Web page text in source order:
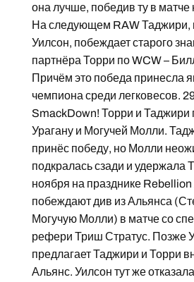
она лучше, победив ту в матче
На следующем RAW Таджири,
Уилсон, побеждает старого
партнёра Торри по WCW –
Причём это победа принесла
чемпиона среди легковесов.
SmackDown! Торри и Таджири
Урагану и Могучей Молли.
принёс победу, но Молли
подкралась сзади и удержала
ноября на празднике
побеждают див из Альянса
Могучую Молли) в матче со
рефери Триш Стратус. Позже
предлагает Таджири и Торри
Альянс. Уилсон тут же